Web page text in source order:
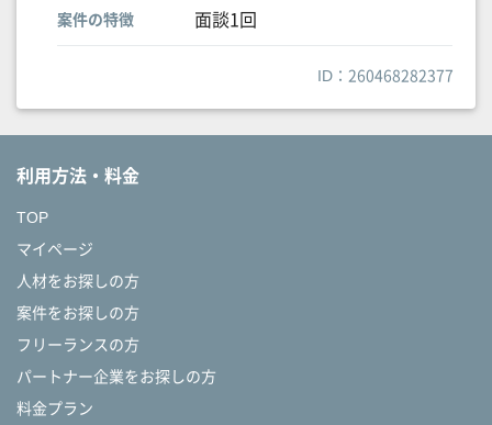
案件の特徴 面談1回
ID：260468282377
利用方法・料金
TOP
マイページ
人材をお探しの方
案件をお探しの方
フリーランスの方
パートナー企業をお探しの方
料金プラン